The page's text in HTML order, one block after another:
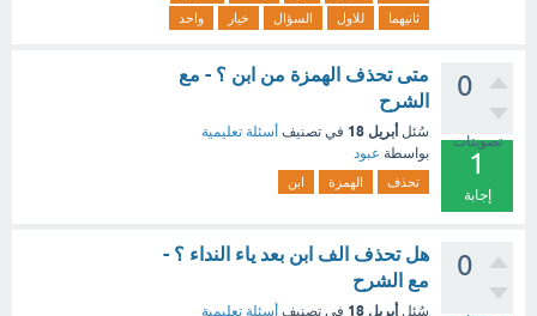
ثانيهما
للاول السؤال خيار واحد
0
تصويتات
1
إجابة
متى تحذف الهمزة من ابن ؟ - مع
الشرح
سُئل أبريل 18 في تصنيف أسئلة تعليمية
بواسطة عبود
تحذف الهمزة ابن
0
هل تحذف الف ابن بعد ياء النداء ؟ -
مع الشرح
سُئل أبريل 18 في تصنيف أسئلة تعليمية